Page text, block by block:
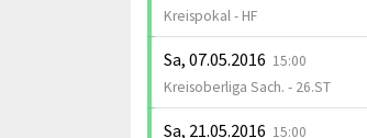
Kreispokal - HF
Sa, 07.05.2016 15:00
Kreisoberliga Sach. - 26.ST
Sa, 21.05.2016 15:00